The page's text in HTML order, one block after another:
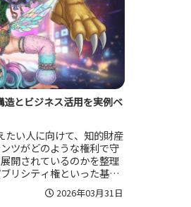
とビジネス活用を実例ベ
い人に向けて、知的財産
ツがどのような権利で守
開されているのかを整理
リシティ権といった基本
、企業や自治体によるコ
識したいポイントまで、
2026年03月31日